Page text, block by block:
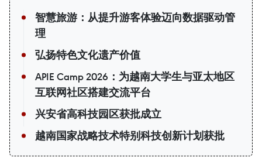
智慧旅游：从提升游客体验迈向数据驱动管
理
弘扬特色文化遗产价值
APIE Camp 2026：为越南大学生与亚太地区
互联网社区搭建交流平台
兴安省高科技园区获批成立
越南国家战略技术特别科技创新计划获批